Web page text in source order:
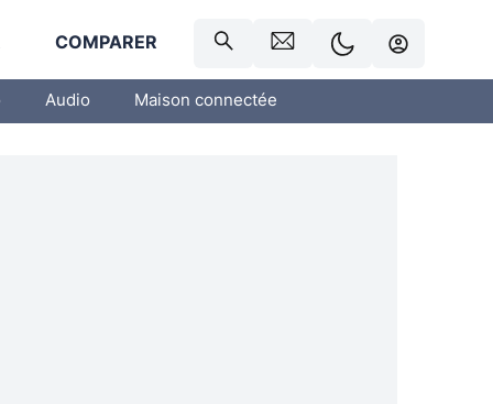
COMPARER
Audio Maison connectée